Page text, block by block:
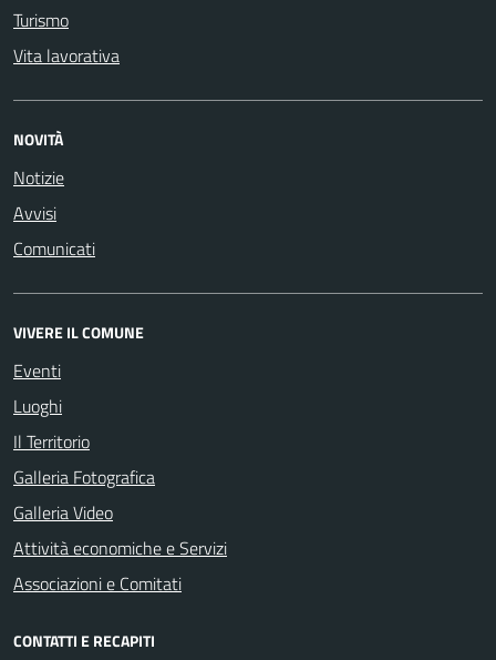
Turismo
Vita lavorativa
NOVITÀ
Notizie
Avvisi
Comunicati
VIVERE IL COMUNE
Eventi
Luoghi
Il Territorio
Galleria Fotografica
Galleria Video
Attività economiche e Servizi
Associazioni e Comitati
CONTATTI E RECAPITI